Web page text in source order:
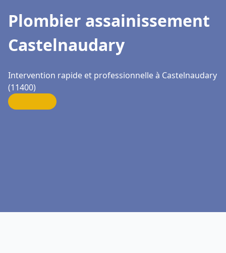
Plombier assainissement
Castelnaudary
Intervention rapide et professionnelle à Castelnaudary
(11400)